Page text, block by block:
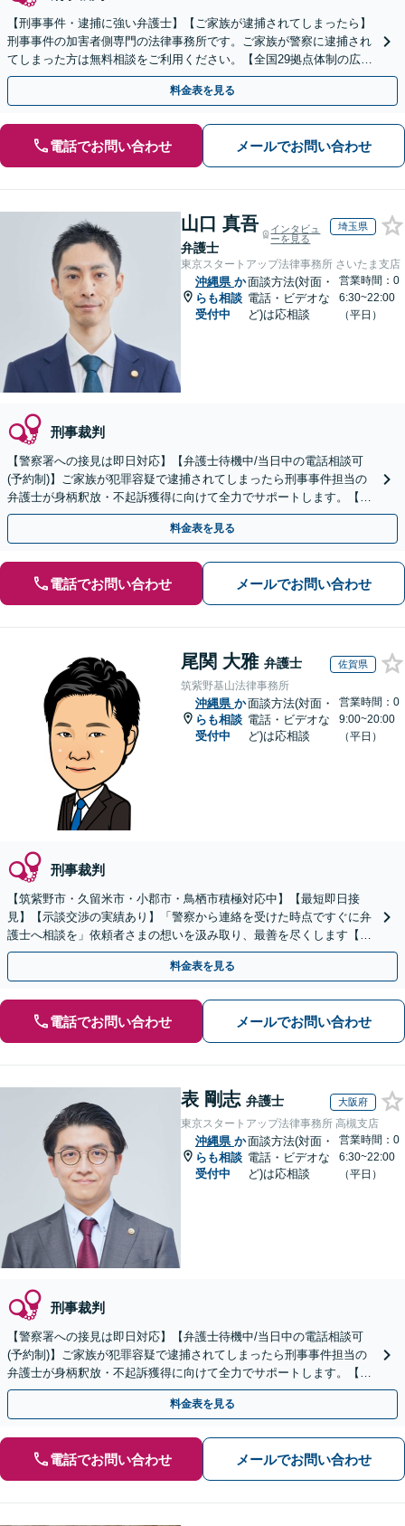
【刑事事件・逮捕に強い弁護士】【ご家族が逮捕されてしまったら】
刑事事件の加害者側専門の法律事務所です。ご家族が警察に逮捕され
てしまった方は無料相談をご利用ください。【全国29拠点体制の広域
対応】【弁護士待機中/当日中の電話相談可(予約制)】
料金表を見る
電話でお問い合わせ メールでお問い合わせ
山口 真吾
弁護士
インタビュ
ーを見る
埼玉県
東京スタートアップ法律事務所 さいたま支店
沖縄県 か
らも相談
受付中
面談方法(対面・
電話・ビデオな
ど)は応相談
営業時間：0
6:30~22:00
（平日）
刑事裁判
【警察署への接見は即日対応】【弁護士待機中/当日中の電話相談可
(予約制)】ご家族が犯罪容疑で逮捕されてしまったら刑事事件担当の
弁護士が身柄釈放・不起訴獲得に向けて全力でサポートします。【毎
月100名以上の相談実績】【全国対応】
料金表を見る
電話でお問い合わせ メールでお問い合わせ
尾関 大雅 弁護士 佐賀県
筑紫野基山法律事務所
沖縄県 か
らも相談
受付中
面談方法(対面・
電話・ビデオな
ど)は応相談
営業時間：0
9:00~20:00
（平日）
刑事裁判
【筑紫野市・久留米市・小郡市・鳥栖市積極対応中】【最短即日接
見】【示談交渉の実績あり】「警察から連絡を受けた時点ですぐに弁
護士へ相談を」依頼者さまの想いを汲み取り、最善を尽くします【守
秘義務厳守】【土日祝・夜間相談可】
料金表を見る
電話でお問い合わせ メールでお問い合わせ
表 剛志 弁護士 大阪府
東京スタートアップ法律事務所 高槻支店
沖縄県 か
らも相談
受付中
面談方法(対面・
電話・ビデオな
ど)は応相談
営業時間：0
6:30~22:00
（平日）
刑事裁判
【警察署への接見は即日対応】【弁護士待機中/当日中の電話相談可
(予約制)】ご家族が犯罪容疑で逮捕されてしまったら刑事事件担当の
弁護士が身柄釈放・不起訴獲得に向けて全力でサポートします。【毎
月100名以上の相談実績】【全国対応】
料金表を見る
電話でお問い合わせ メールでお問い合わせ